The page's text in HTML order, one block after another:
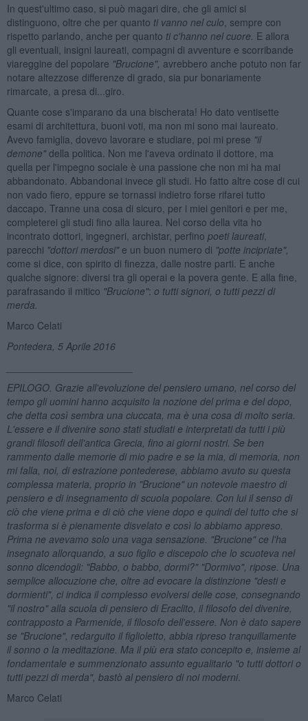
In quest'ultimo caso, si può magari dire, che gli amici si
distinguono, oltre che per quanto ti vanno nel culo , sempre con
rispetto parlando, anche per quanto ti c'hanno nel cuore. E allora
gli eventuali, insigni laureati, compagni di avventure e scorribande
viareggine del popolare "Brucione", avrebbero anche potuto non far
notare altezzose differenze di grado, sia pur bonariamente
rimarcate, a presa di...giro.
Quante cose s'imparano da una bischerata! Ho dato ventisette
esami di architettura, buoni voti, ma non mi sono mai laureato.
Avevo famiglia, dovevo lavorare e studiare, poi mi prese "il
demone"della politica. Non me l'aveva ordinato il dottore, ma
quella per l'impegno sociale è una passione che non mi ha mai
abbandonato. Abbandonai invece gli studi. Ho fatto altre cose di cui
non vado fiero, eppure se tornassi indietro forse rifarei tutto
daccapo. Tranne una cosa di sicuro, per i miei genitori e per me,
completerei gli studi fino alla laurea. Nel corso della vita ho
incontrato dottori, ingegneri, archistar, perfino poeti laureati,
parecchi "dottori merdosi" e un buon numero di "potte incipriate",
come si dice, con spirito di finezza, dalle nostre parti. E anche
qualche signore: diversi tra gli operai e la povera gente. E alla fine,
parafrasando il mitico "Brucione": o tutti signori, o tutti pezzi di
merda.
Marco Celati
Pontedera, 5 Aprile 2016
EPILOGO. Grazie all'evoluzione del pensiero umano, nel corso del
tempo gli uomini hanno acquisito la nozione del prima e del dopo,
che detta così sembra una ciuccata, ma è una cosa di molto seria.
L'essere e il divenire sono stati studiati e interpretati da tutti i più
grandi filosofi dell'antica Grecia, fino ai giorni nostri. Se ben
rammento dalle memorie di mio padre e se la mia, di memoria, non
mi falla, noi, di estrazione pontederese, abbiamo avuto su questa
complessa materia, proprio in "Brucione" un notevole maestro di
pensiero e di insegnamento di scuola popolare. Con lui il senso di
ciò che viene prima e di ciò che viene dopo e quindi del tutto che si
trasforma si è pienamente disvelato e così lo abbiamo appreso.
Prima ne avevamo solo una vaga sensazione. "Brucione" ce l'ha
insegnato allorquando, a suo figlio e discepolo che lo scuoteva nel
sonno dicendogli: "Babbo, o babbo, dormi?" "Dormivo", ripose. Una
semplice allocuzione che, oltre ad evocare la distinzione "desti e
dormienti", ci indica il complesso evolversi delle cose, consegnando
"il nostro" alla scuola di pensiero di Eraclito, il filosofo del divenire,
contrapposto a Parmenide, il filosofo dell'essere. Non è dato sapere
se "Brucione", redarguito il figlioletto, abbia ripreso tranquillamente
il sonno o la meditazione. Ma il più era stato concepito e, insieme al
fondamentale e summenzionato assunto egualitario "o tutti dottori o
tutti pezzi di merda", bastò al pensiero di noi moderni.
Marco Celati